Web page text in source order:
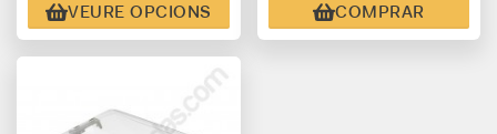
VEURE OPCIONS COMPRAR